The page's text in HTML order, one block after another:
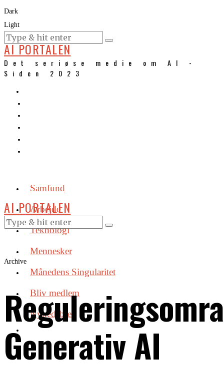
Dark
Light
KURSER
AI PORTALEN
Det seriøse medie om AI -
Siden 2023
Samfund
Arbejde
Teknologi
Mennesker
Månedens Singularitet
Bliv medlem
Nyhedsbrev
AI PORTALEN
Archive
Generativ AI